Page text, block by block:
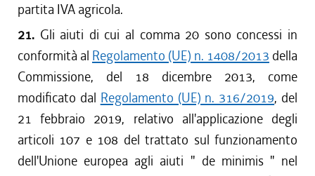
partita IVA agricola.
21. Gli aiuti di cui al comma 20 sono concessi in
conformità al Regolamento (UE) n. 1408/2013 della
Commissione, del 18 dicembre 2013, come
modificato dal Regolamento (UE) n. 316/2019, del
21 febbraio 2019, relativo all'applicazione degli
articoli 107 e 108 del trattato sul funzionamento
dell'Unione europea agli aiuti " de minimis" nel